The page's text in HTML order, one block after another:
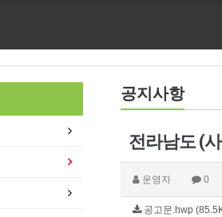
공지사항
전라남도 (
운영자 0
공고문.hwp